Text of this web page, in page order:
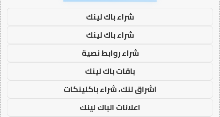
شراء باك لينك
شراء باك لينك
شراء روابط نصية
باقات باك لينك
اشراق لنك، شراء باكلينكات
اعلانات الباك لينك